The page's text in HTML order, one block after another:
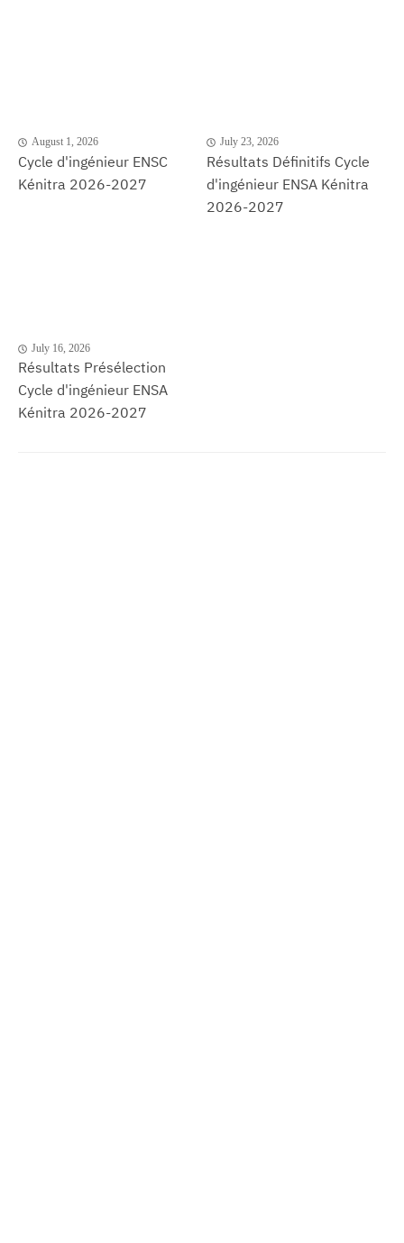
August 1, 2026
Cycle d'ingénieur ENSC
Kénitra 2026-2027
July 23, 2026
Résultats Définitifs Cycle
d'ingénieur ENSA Kénitra
2026-2027
July 16, 2026
Résultats Présélection
Cycle d'ingénieur ENSA
Kénitra 2026-2027